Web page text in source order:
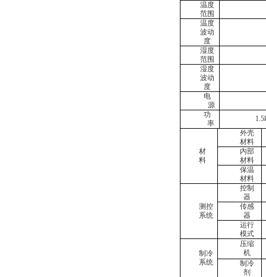
温度
范围
温度
波动
度
湿度
范围
湿度
波动
度
电
源
功
率
材
料
外壳
材料
内部
材料
保温
材料
测控
系统
控制
器
传感
器
运行
模式
制冷
系统
压缩
机
制冷
剂